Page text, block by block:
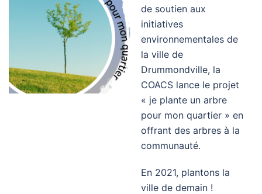
de soutien aux
initiatives
environnementales de
la ville de
Drummondville, la
COACS lance le projet
« je plante un arbre
pour mon quartier » en
offrant des arbres à la
communauté.
En 2021, plantons la
ville de demain !